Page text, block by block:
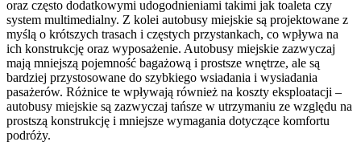
oraz często dodatkowymi udogodnieniami takimi jak toaleta czy
system multimedialny. Z kolei autobusy miejskie są projektowane z
myślą o krótszych trasach i częstych przystankach, co wpływa na
ich konstrukcję oraz wyposażenie. Autobusy miejskie zazwyczaj
mają mniejszą pojemność bagażową i prostsze wnętrze, ale są
bardziej przystosowane do szybkiego wsiadania i wysiadania
pasażerów. Różnice te wpływają również na koszty eksploatacji –
autobusy miejskie są zazwyczaj tańsze w utrzymaniu ze względu na
prostszą konstrukcję i mniejsze wymagania dotyczące komfortu
podróży.